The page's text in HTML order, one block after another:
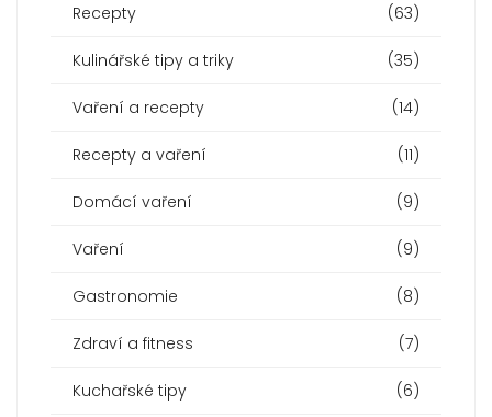
Recepty (63)
Kulinářské tipy a triky (35)
Vaření a recepty (14)
Recepty a vaření (11)
Domácí vaření (9)
Vaření (9)
Gastronomie (8)
Zdraví a fitness (7)
Kuchařské tipy (6)